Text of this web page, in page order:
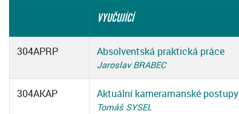
VYUČUJÍCÍ
304APRP Absolventská praktická práce
Jaroslav BRABEC
304AKAP Aktuální kameramanské postupy
Tomáš SYSEL